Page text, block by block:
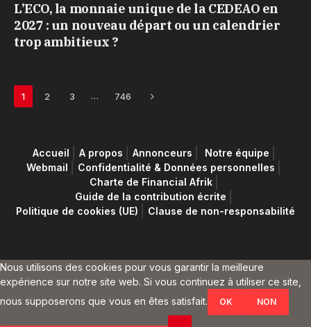
L’ECO, la monnaie unique de la CEDEAO en
2027 : un nouveau départ ou un calendrier
trop ambitieux ?
1 2 3 … 746 Next
Accueil A propos Annonceurs
Notre équipe
Webmail
Confidentialité & Données personnelles
Charte de Financial Afrik
Guide de la contribution écrite
Politique de cookies (UE)
Clause de non-responsabilité
Nous utilisons des cookies pour vous garantir la meilleure
expérience sur notre site web. Si vous continuez à utiliser ce site,
nous supposerons que vous en êtes satisfait.
OK NON